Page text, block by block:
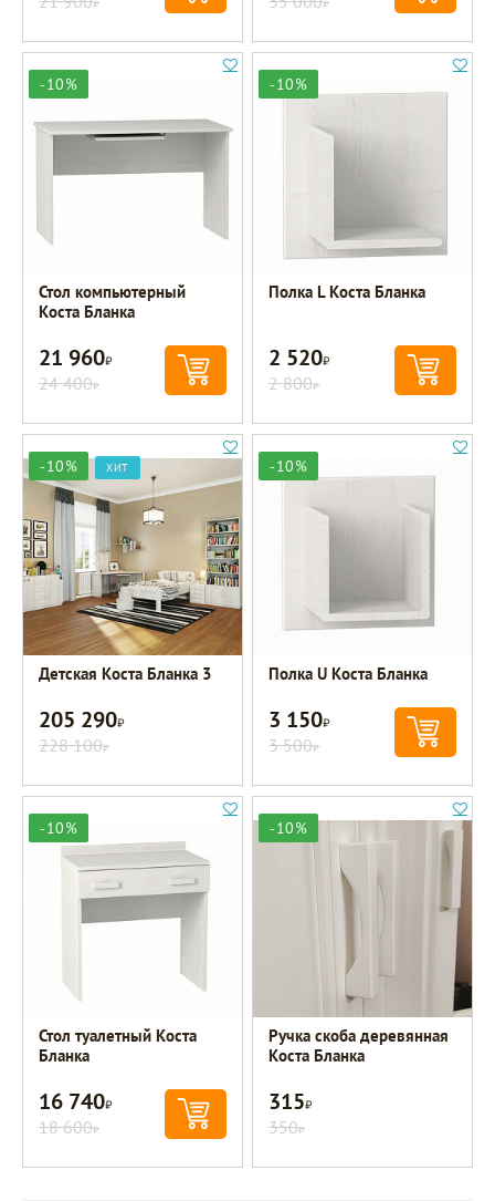
-10%
Стол компьютерный
Коста Бланка
21 960Р
24 400Р
-10%
Полка L Коста Бланка
2 520Р
2 800Р
-10% ХИТ
Детская Коста Бланка 3
205 290Р
228 100Р
-10%
Полка U Коста Бланка
3 150Р
3 500Р
-10%
Стол туалетный Коста
Бланка
16 740Р
18 600Р
-10%
Ручка скоба деревянная
Коста Бланка
315Р
350Р